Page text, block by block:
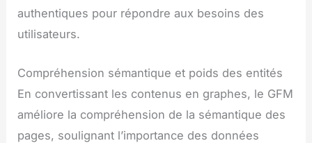
authentiques pour répondre aux besoins des
utilisateurs.
Compréhension sémantique et poids des entités
En convertissant les contenus en graphes, le GFM
améliore la compréhension de la sémantique des
pages, soulignant l’importance des données